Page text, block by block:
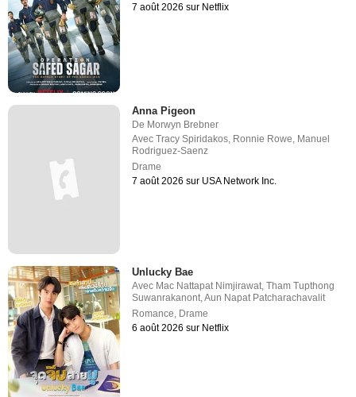
7 août 2026 sur Netflix
Anna Pigeon
De Morwyn Brebner
AvecTracy Spiridakos Ronnie Rowe Manuel
Rodriguez-Saenz
Drame
7 août 2026 sur USA Network Inc.
Unlucky Bae
Avec Mac Nattapat Nimjirawat,Tham Tupthong
Suwanrakanont,Aun Napat Patcharachavalit
Romance, Drame
6 août 2026 sur Netflix